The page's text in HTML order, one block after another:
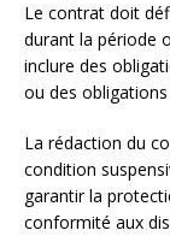
Le contrat doit
durant la période
inclure des
ou des
La rédaction du
condition
garantir la
conformité aux